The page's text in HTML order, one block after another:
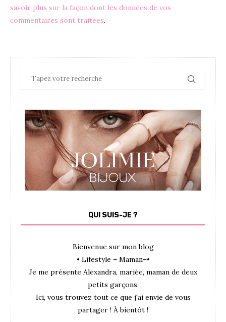
savoir plus sur la façon dont les données de vos
commentaires sont traitées.
QUI SUIS-JE ?
Bienvenue sur mon blog
• Lifestyle – Maman–•
Je me présente Alexandra, mariée, maman de deux
petits garçons.
Ici, vous trouvez tout ce que j'ai envie de vous
partager ! À bientôt !